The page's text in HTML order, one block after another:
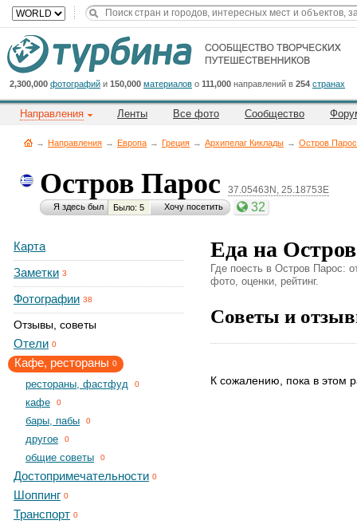
2,300,000 фотографий и 150,000 материалов о 111,000 направлений в 254 странах
Направления Ленты Все фото Сообщество
→ Направления → Европа → Греция → Архипелаг Киклады → Остров Парос
Остров Парос 37.05463N, 25.18753E
Я здесь был Было: 5 Хочу посетить 32
Карта
Заметки 3
Фотографии 38
Отзывы, советы
Отели 0
Кафе, рестораны 0
рестораны, фастфуд 0
кафе 0
бары, пабы 0
другое 0
общие советы 0
Достопримечательности 0
Шоппинг 0
Транспорт 0
Еда на
Где поесть в Остров Парос:
фото, оценки, рейтинг.
Советы и
К сожалению, пока в этом
Cейчас
на
сайте:
Title
Button